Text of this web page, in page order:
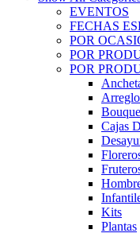
EVENTOS
FECHAS
POR
POR
POR
Cajas
Kits
Plantas